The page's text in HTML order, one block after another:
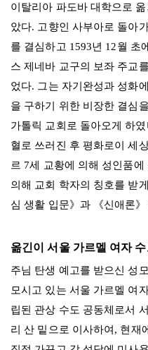
이탈리아 파도바 대학으로
았다. 고향인 사부아로 돌아
를 결심하고 1593년 12월 초
스 제네바 교구의 보좌 주교
었다. 그는 자기완성과 성화
을 구하기 위한 비장한 결심
가톨릭 교회로 돌아오게 하
혈로 쓰러진 후 평화로이 세
르 7세 교황에 의해 성인품에
의해 교회 학자의 칭호를 받
심 생활 입문》과 《신애론
옮긴이 서울 가르멜 여자 수
주님 탄생 예고를 받으신 성
모시고 있는 서울 가르멜 여
립된 관상 수도 공동체로서
리 산 밑으로 이사하여, 현재